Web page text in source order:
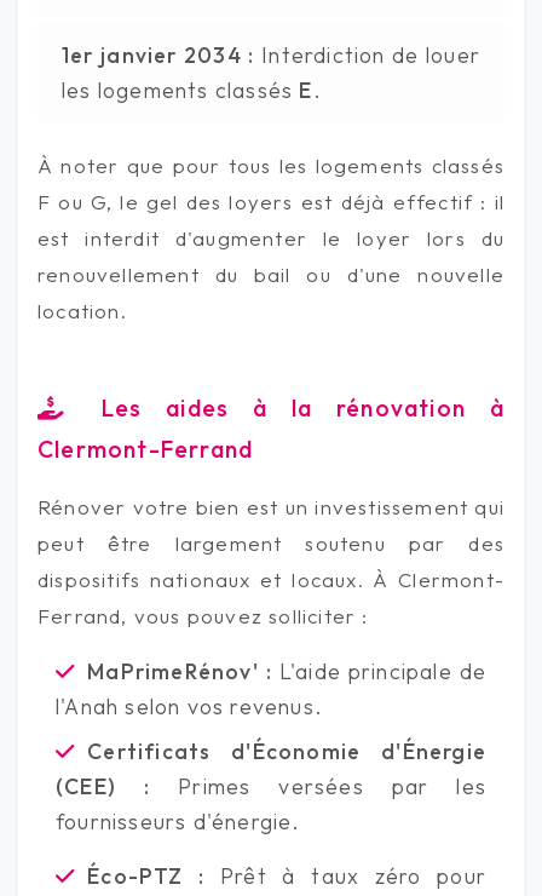
1er janvier 2034 : Interdiction de louer
les logements classés E.
À noter que pour tous les logements classés
F ou G, le gel des loyers est déjà effectif : il
est interdit d'augmenter le loyer lors du
renouvellement du bail ou d'une nouvelle
location.
Les aides à la rénovation à
Clermont-Ferrand
Rénover votre bien est un investissement qui
peut être largement soutenu par des
dispositifs nationaux et locaux. À Clermont-
Ferrand, vous pouvez solliciter :
MaPrimeRénov' : L'aide principale de
l'Anah selon vos revenus.
Certificats d'Économie d'Énergie
(CEE) : Primes versées par les
fournisseurs d'énergie.
Éco-PTZ :
Prêt à taux zéro pour